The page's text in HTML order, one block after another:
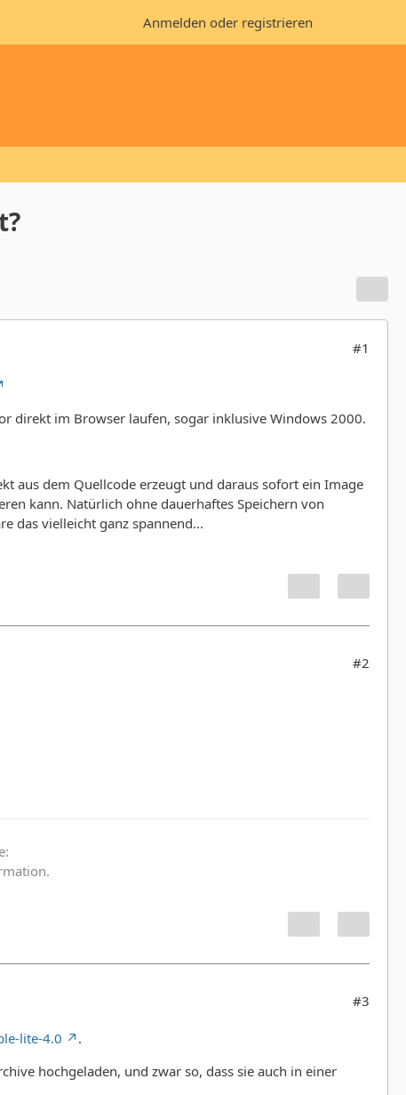
Anmelden oder registrieren
#1
direkt im Browser laufen, sogar inklusive Windows 2000.
aus dem Quellcode erzeugt und daraus sofort ein Image
kann. Natürlich ohne dauerhaftes Speichern von
das vielleicht ganz spannend...
#2
#3
lite-4.0
.
hochgeladen, und zwar so, dass sie auch in einer